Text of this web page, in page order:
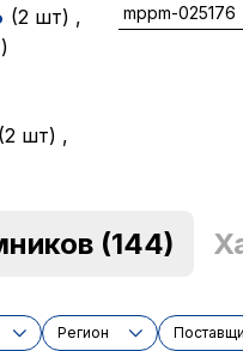
(2 шт) ,
(2 шт) ,
mppm-025176
(144)
Регион